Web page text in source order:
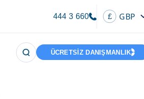
444 3 660 £ GBP
ÜCRETSİZ DANIŞMANLIK